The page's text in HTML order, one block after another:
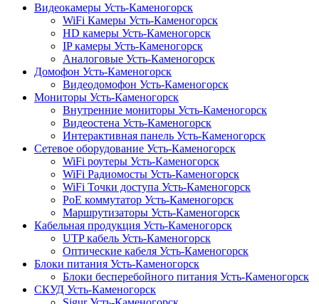
Видеокамеры Усть-Каменогорск
WiFi Камеры Усть-Каменогорск
HD камеры Усть-Каменогорск
IP камеры Усть-Каменогорск
Аналоговые Усть-Каменогорск
Домофон Усть-Каменогорск
Видеодомофон Усть-Каменогорск
Мониторы Усть-Каменогорск
Внутренние мониторы Усть-Каменогорск
Видеостена Усть-Каменогорск
Интерактивная панель Усть-Каменогорск
Сетевое оборудование Усть-Каменогорск
WiFi роутеры Усть-Каменогорск
WiFi Радиомосты Усть-Каменогорск
WiFi Точки доступа Усть-Каменогорск
PoE коммутатор Усть-Каменогорск
Маршрутизаторы Усть-Каменогорск
Кабельная продукция Усть-Каменогорск
UTP кабель Усть-Каменогорск
Оптические кабеля Усть-Каменогорск
Блоки питания Усть-Каменогорск
Блоки бесперебойного питания Усть-Каменогорск
СКУД Усть-Каменогорск